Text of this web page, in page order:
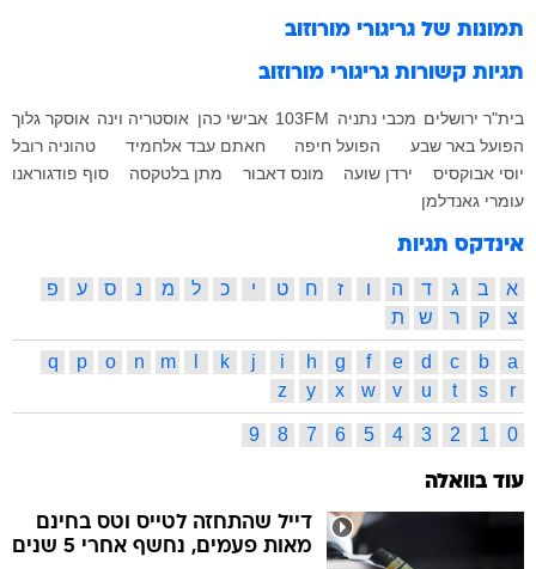
תמונות של גריגורי מורוזוב
תגיות קשורות גריגורי מורוזוב
בית"ר ירושלים מכבי נתניה 103FM אבישי כהן אוסטריה וינה אוסקר גלוך
הפועל באר שבע
הפועל חיפה חאתם עבד אלחמיד
טהוניה רובל
יוסי אבוקסיס
ירדן שועה מונס דאבור מתן בלטקסה
סוף פודגוראנו
עומרי גאנדלמן
אינדקס תגיות
א ב ג ד ה ו ז ח ט י כ ל מ נ ס ע
פ
צ
ק ר ש ת
a
b
c
d
e
f
g
h
i
j
k
m
n
o
p
q
r
s
t
u
v
w
x
y
z
0
1
2
3
4
5
6
7
8
9
עוד בוואלה
דייל שהתחזה לטייס וטס בחינם
מאות פעמים, נחשף אחרי 5 שנים